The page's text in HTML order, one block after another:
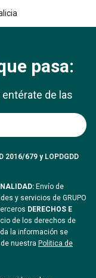
pasa:
de las
2016/679 y LOPDGDD
Envío de
y servicios de GRUPO
DERECHOS E
de los derechos de
la información se
nuestra Politica de